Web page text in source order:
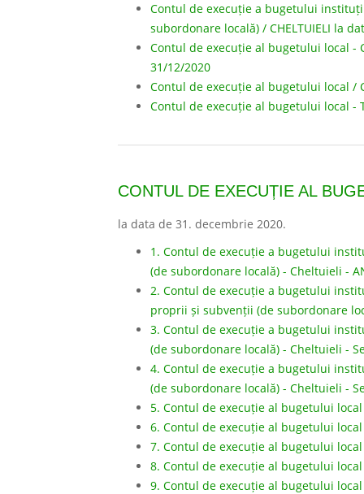
Contul de execuție a bugetului
subordonare locală) / CHELTUIELI la
Contul de execuție al bugetului local -
31/12/2020
Contul de execuție al bugetului local /
Contul de execuție al bugetului local -
CONTUL DE EXECUȚIE AL
la data de 31. decembrie 2020.
1. Contul de execuție a bugetului
(de subordonare locală) - Cheltuieli -
2. Contul de execuție a bugetului
proprii și subvenții (de subordonare
3. Contul de execuție a bugetului
(de subordonare locală) - Cheltuieli -
4. Contul de execuție a bugetului
(de subordonare locală) - Cheltuieli -
5. Contul de execuție al bugetului
6. Contul de execuție al bugetului
7. Contul de execuție al bugetului
8. Contul de execuție al bugetului local
9. Contul de execuție al bugetului